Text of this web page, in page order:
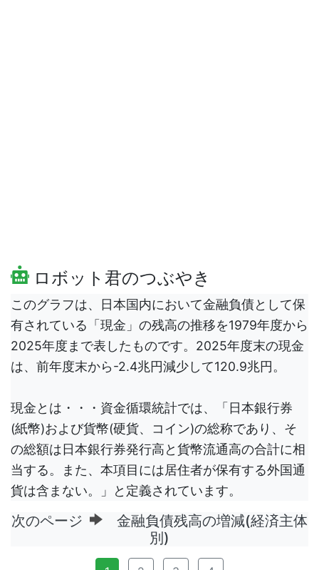
ロボット君のつぶやき
このグラフは、日本国内において金融負債として保
有されている「現金」の残高の推移を1979年度から
2025年度まで表したものです。2025年度末の現金
は、前年度末から-2.4兆円減少して120.9兆円。
現金とは・・・資金循環統計では、「日本銀行券
(紙幣)および貨幣(硬貨、コイン)の総称であり、そ
の総額は日本銀行券発行高と貨幣流通高の合計に相
当する。また、本項目には居住者が保有する外国通
貨は含まない。」と定義されています。
次のページ
金融負債残高の増減(経済主体
別)